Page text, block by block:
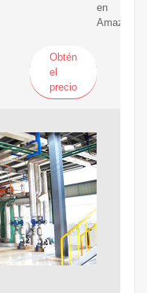
en
Amazon.
Obtén
el
precio